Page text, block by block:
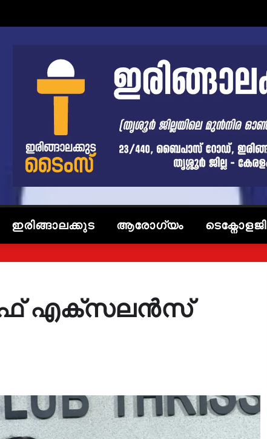
ഇരിങ്ങാലക്കുട ആരോഗ്യം ടെക്നോളജി
ഓഫ് എക്സലന്‍സ്